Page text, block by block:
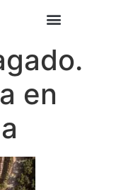
en